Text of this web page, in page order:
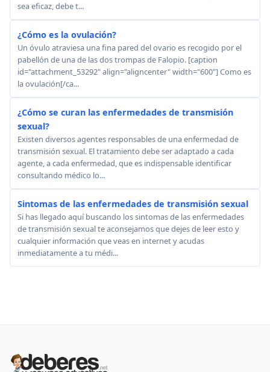
sea eficaz, debe t...
¿Cómo es la ovulación?
Un óvulo atraviesa una fina pared del ovario es recogido por el
pabellón de una de las dos trompas de Falopio. [caption
id="attachment_53292" align="aligncenter" width="600"] Como es
la ovulación[/ca...
¿Cómo se curan las enfermedades de transmisión
sexual?
Existen diversos agentes responsables de una enfermedad de
transmisión sexual. El tratamiento debe ser adaptado a cada
agente, a cada enfermedad, que es indispensable identificar
consultando médico lo...
Sintomas de las enfermedades de transmisión sexual
Si has llegado aquí buscando los sintomas de las enfermedades
de transmisión sexual te aconsejamos que dejes de leer esto y
cualquier información que veas en internet y acudas
inmediatamente a tu médi...